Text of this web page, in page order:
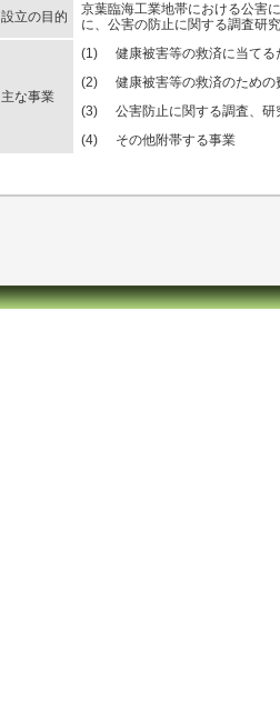
設立の目的
京葉臨海工業地帯における公害
に、公害の防止に関する調査研
主な事業
(1)
健康被害等の救済に当て
(2)
健康被害等の救済のための
(3)
公害防止に関する調査、
(4)
その他附帯する事業